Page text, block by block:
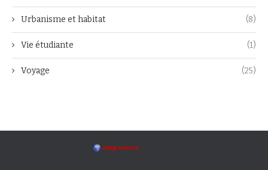
Urbanisme et habitat (8)
Vie étudiante (1)
Voyage (25)